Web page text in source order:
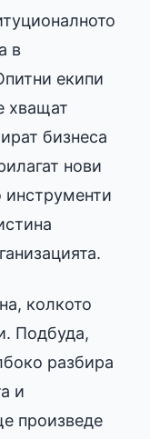
в
екипи
хващат
бизнеса
нови
колкото
Подбуда,
разбира
и
произведе